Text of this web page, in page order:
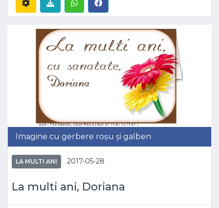
Imagine cu gerbere roșu și galben
LA MULTI ANI 2017-05-28
La multi ani, Doriana